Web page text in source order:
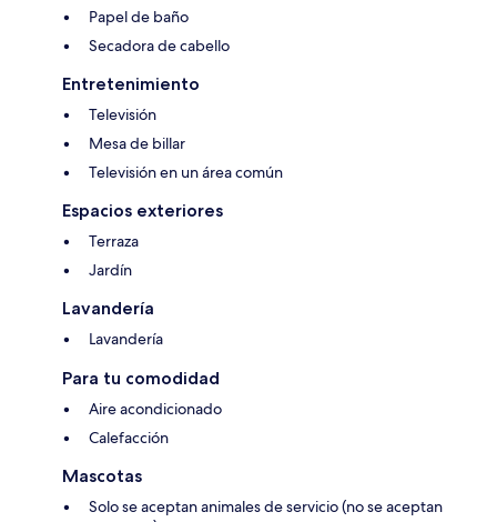
Papel de baño
Secadora de cabello
Entretenimiento
Televisión
Mesa de billar
Televisión en un área común
Espacios exteriores
Terraza
Jardín
Lavandería
Lavandería
Para tu comodidad
Aire acondicionado
Calefacción
Mascotas
Solo se aceptan animales de servicio (no se aceptan